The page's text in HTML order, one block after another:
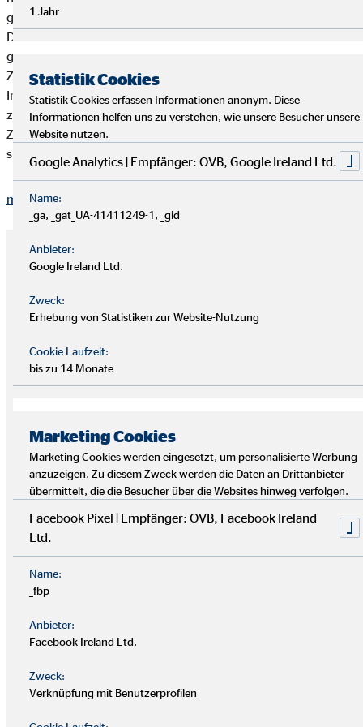
genießen können. Dafür legen sie jetzt schon Geld zur Seite.
Den ersten Schritt für ihre
getan, weil ihnen Sicherheit im Leben sehr wichtig ist:
Zusammen haben sie ein Haus gekauft und konnten bei der
Immobilienfinanzierung auf die Unterstützung von OVB
zählen. So können sie auch ihren beiden geliebten Katzen ein
Zuhause bieten, die ganz nebenbei kleine Social-Media-Stars
sind.
mehr anzeigen
Praktische Finanztipps von Ekrem
Früh genug mit der Rente beschäftigen: Je früher du
anfängst, desto schneller schaffst du dir eine
1 Jahr
Statistik Cookies
Statistik Cookies erfassen Informationen anonym. Diese
Informationen helfen uns zu verstehen, wie unsere Besucher unsere
Website nutzen.
Google Analytics | Empfänger: OVB, Google Ireland Ltd.
Name:
_ga, _gat_UA-41411249-1, _gid
Anbieter:
Google Ireland Ltd.
Zweck:
Erhebung von Statistiken zur Website-Nutzung
Cookie Laufzeit:
bis zu 14 Monate
Marketing Cookies
Marketing Cookies werden eingesetzt, um personalisierte Werbung
anzuzeigen. Zu diesem Zweck werden die Daten an Drittanbieter
übermittelt, die die Besucher über die Websites hinweg verfolgen.
Facebook Pixel | Empfänger: OVB, Facebook Ireland
Ltd.
Name:
_fbp
Anbieter:
Facebook Ireland Ltd.
Zweck:
Verknüpfung mit Benutzerprofilen